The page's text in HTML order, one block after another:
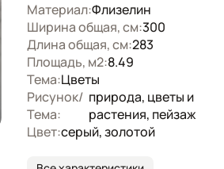
Материал:Флизелин
Ширина общая, см:300
Длина общая, см:283
Площадь, м2:8.49
Тема:Цветы
Рисунок/
Тема:
природа, цветы и
растения, пейзаж
Цвет:серый, золотой